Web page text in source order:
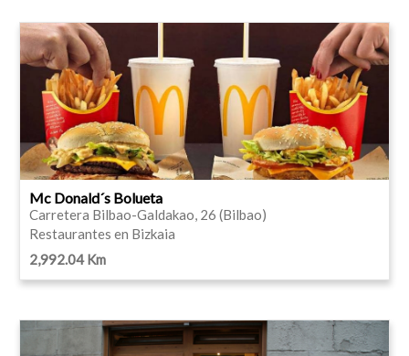
Mc Donald´s Bolueta
Carretera Bilbao-Galdakao, 26 (Bilbao)
Restaurantes en Bizkaia
2,992.04 Km